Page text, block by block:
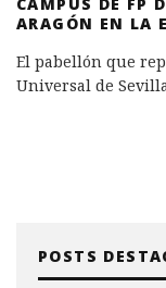
ARAGÓN EN LA
El pabellón que
Universal de
POSTS